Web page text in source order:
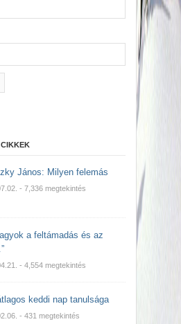
János: Milyen felemás
- 7,336 megtekintés
a feltámadás és az
- 4,554 megtekintés
keddi nap tanulsága
- 431 megtekintés